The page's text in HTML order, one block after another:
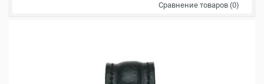
Сравнение товаров (0)